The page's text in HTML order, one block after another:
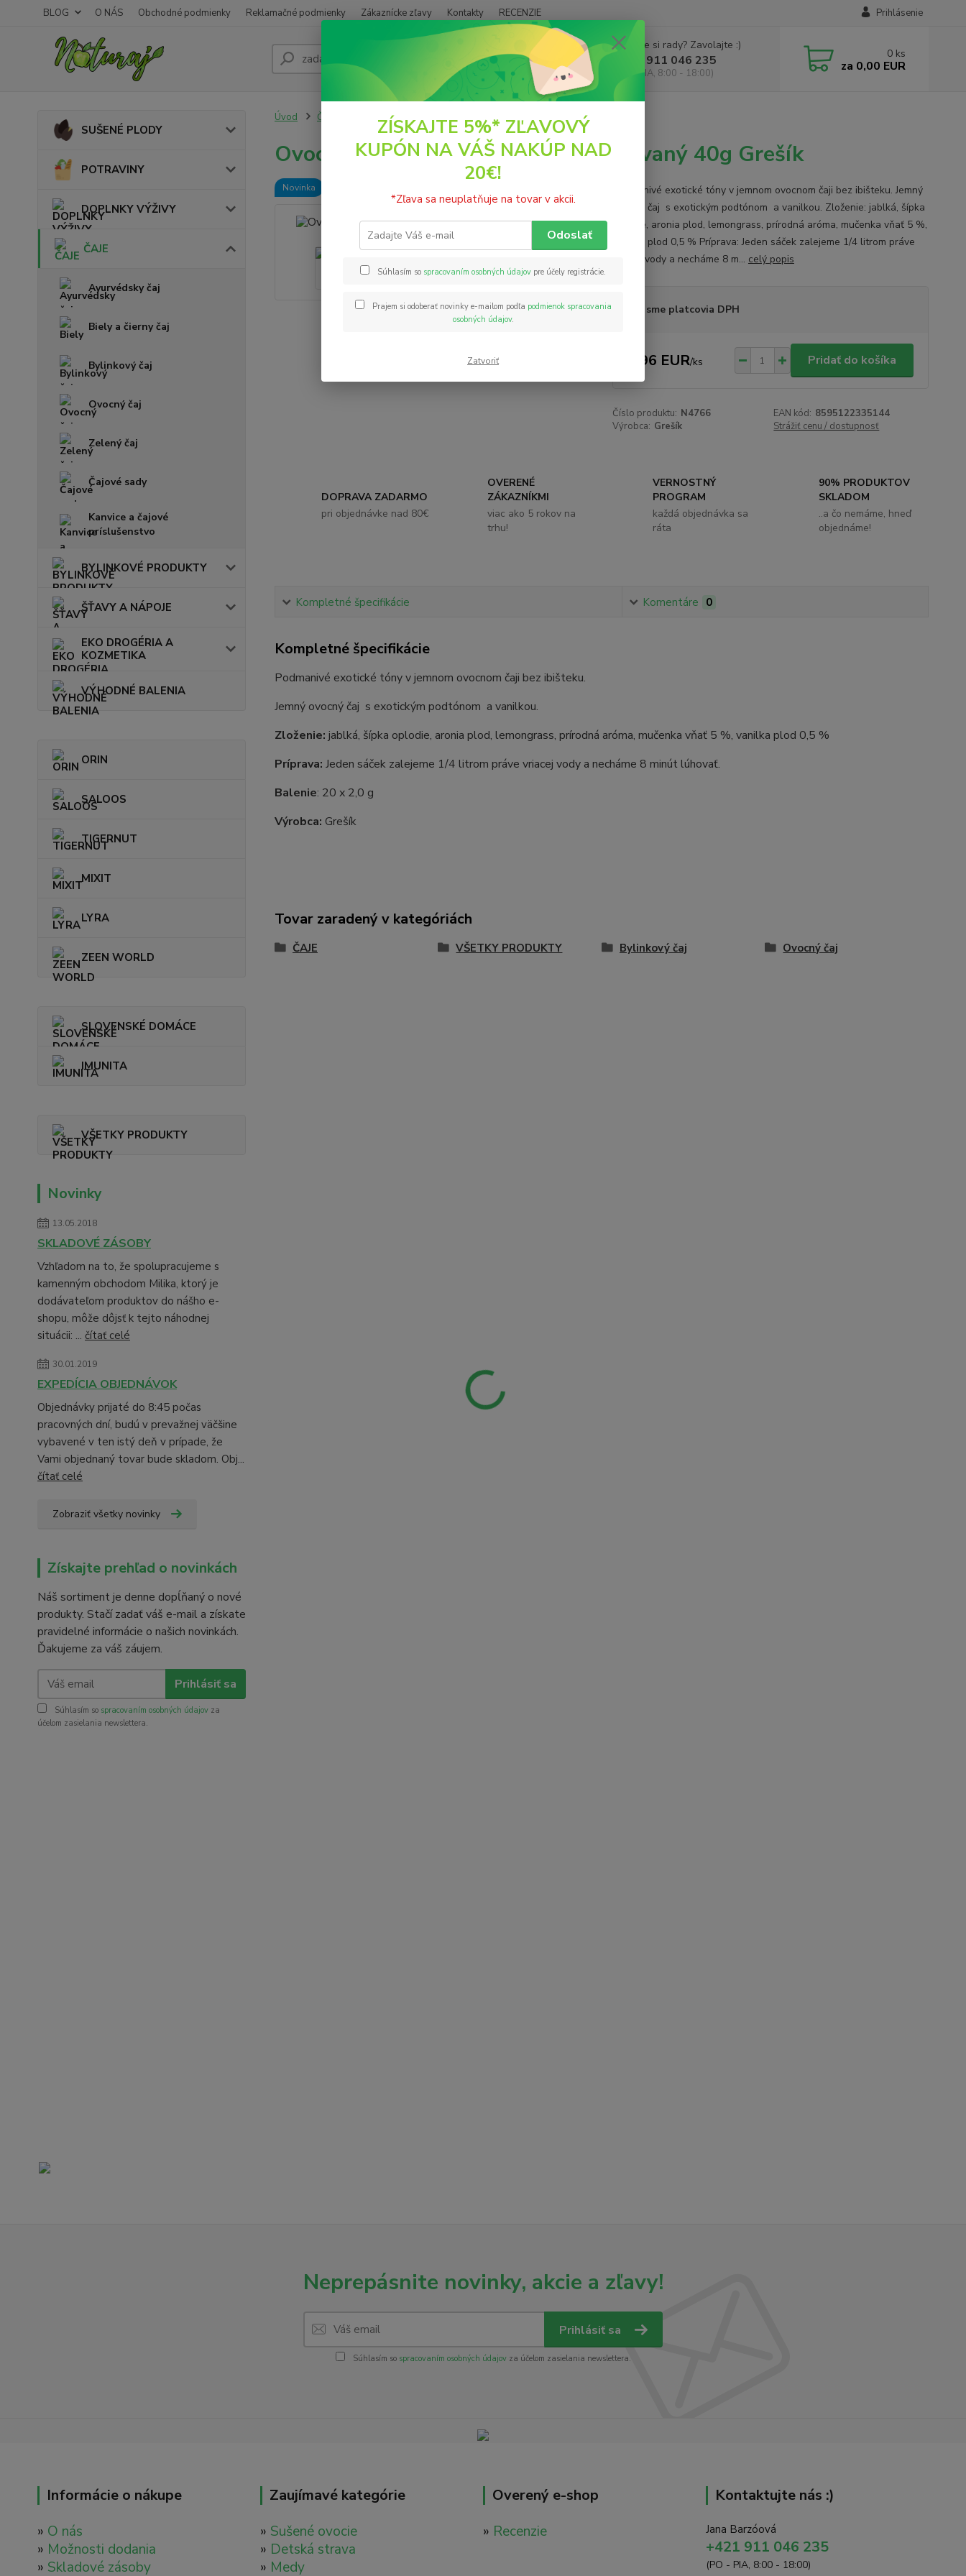
BLOG O NÁS Obchodné podmienky Reklamačné podmienky Zákaznícke zľavy Kontakty RECENZIE Prihlásenie
Hľadať
Neviete si rady? Zavolajte :)
+421 911 046 235
(PO - PIA, 8:00 - 18:00)
0 ks
za 0,00 EUR
SUŠENÉ PLODY
POTRAVINY
DOPLNKY VÝŽIVY
ČAJE
Ayurvédsky čaj
Biely a čierny čaj
Bylinkový čaj
Ovocný čaj
Zelený čaj
Čajové sady
Kanvice a čajové
príslušenstvo
BYLINKOVÉ PRODUKTY
ŠŤAVY A NÁPOJE
EKO DROGÉRIA A
KOZMETIKA
VÝHODNÉ BALENIA
ORIN
SALOOS
TIGERNUT
MIXIT
LYRA
ZEEN WORLD
SLOVENSKÉ DOMÁCE
IMUNITA
VŠETKY PRODUKTY
Novinky
13.05.2018
SKLADOVÉ ZÁSOBY
Vzhľadom na to, že spolupracujeme s
kamenným obchodom Milika, ktorý je
dodávateľom produktov do nášho e-
shopu, môže dôjsť k tejto náhodnej
situácii: ... čítať celé
30.01.2019
EXPEDÍCIA OBJEDNÁVOK
Objednávky prijaté do 8:45 počas
pracovných dní, budú v prevažnej väčšine
vybavené v ten istý deň v prípade, že
Vami objednaný tovar bude skladom. Obj...
čítať celé
Zobraziť všetky novinky
Získajte prehľad o novinkách
Náš sortiment je denne dopĺňaný o nové
produkty. Stačí zadať váš e-mail a získate
pravidelné informácie o našich novinkách.
Ďakujeme za váš záujem.
Prihlásiť sa
Súhlasím so spracovaním osobných údajov za
účelom zasielania newslettera.
Úvod ČAJE Ovocný čaj Mučenka a vanilka porciovaný 40g Grešík
Ovocný čaj Mučenka a vanilka porciovaný 40g Grešík
Novinka
Podmanivé exotické tóny v jemnom ovocnom čaji bez ibišteku. Jemný
ovocný čaj s exotickým podtónom a vanilkou. Zloženie: jablká, šípka
oplodie, aronia plod, lemongrass, prírodná aróma, mučenka vňať 5 %,
vanilka plod 0,5 % Príprava: Jeden sáček zalejeme 1/4 litrom práve
vriacej vody a necháme 8 m... celý popis
Nie sme platcovia DPH
3,96 EUR/ks Pridať do košíka
Číslo produktu: N4766 EAN kód: 8595122335144
Výrobca: Grešík Strážiť cenu / dostupnosť
DOPRAVA ZADARMO
pri objednávke nad 80€
OVERENÉ
ZÁKAZNÍKMI
viac ako 5 rokov na
trhu!
VERNOSTNÝ
PROGRAM
každá objednávka sa
ráta
90% PRODUKTOV
SKLADOM
..a čo nemáme, hneď
objednáme!
Kompletné špecifikácie Komentáre 0
Kompletné špecifikácie
Podmanivé exotické tóny v jemnom ovocnom čaji bez ibišteku.
Jemný ovocný čaj s exotickým podtónom a vanilkou.
Zloženie: jablká, šípka oplodie, aronia plod, lemongrass, prírodná aróma, mučenka vňať 5 %, vanilka plod 0,5 %
Príprava: Jeden sáček zalejeme 1/4 litrom práve vriacej vody a necháme 8 minút lúhovať.
Balenie: 20 x 2,0 g
Výrobca: Grešík
Tovar zaradený v kategóriách
ČAJE VŠETKY PRODUKTY Bylinkový čaj Ovocný čaj
Neprepásnite novinky, akcie a zľavy!
Prihlásiť sa
Súhlasím so spracovaním osobných údajovza účelom zasielania newslettera.
Informácie o nákupe
» O nás
» Možnosti dodania
» Skladové zásoby
Zaujímavé kategórie
» Sušené ovocie
» Detská strava
» Medy
Overený e-shop
» Recenzie
Kontaktujte nás :)
Jana Barzóová
+421 911 046 235
(PO - PIA, 8:00 - 18:00)
ZÍSKAJTE 5%* ZĽAVOVÝ
KUPÓN NA VÁŠ NAKÚP NAD
20€!
*Zľava sa neuplatňuje na tovar v akcii.
Odoslať
Súhlasím so spracovaním osobných údajov pre účely registrácie.
Prajem si odoberať novinky e-mailom podľa podmienok spracovania
osobných údajov.
Zatvoriť